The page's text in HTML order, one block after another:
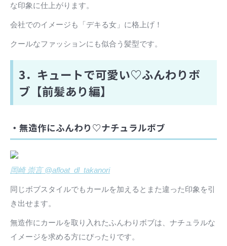
な印象に仕上がります。
会社でのイメージも「デキる女」に格上げ！
クールなファッションにも似合う髪型です。
3．キュートで可愛い♡ふんわりボ
ブ【前髪あり編】
・無造作にふんわり♡ナチュラルボブ
岡崎 崇言 @afloat_dl_takanori
同じボブスタイルでもカールを加えるとまた違った印象を引
き出せます。
無造作にカールを取り入れたふんわりボブは、ナチュラルな
イメージを求める方にぴったりです。